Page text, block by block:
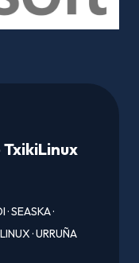
·SEASKA·
·URRUÑA